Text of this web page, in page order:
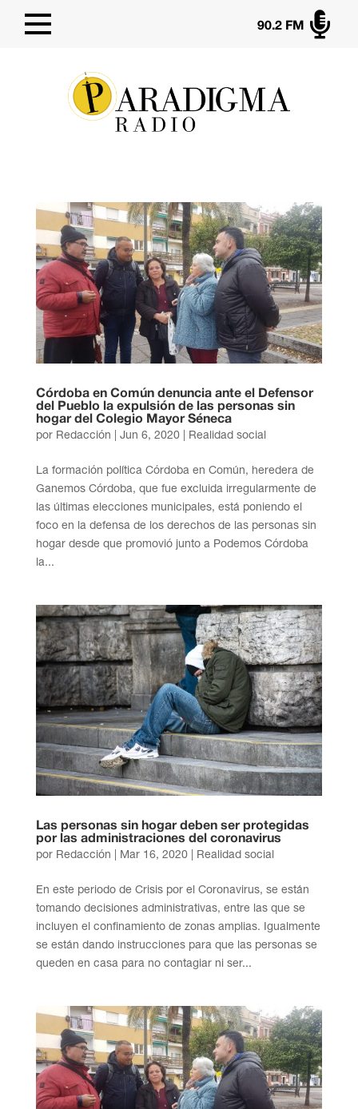

90.2 FM
Córdoba en Común denuncia ante el Defensor
del Pueblo la expulsión de las personas sin
hogar del Colegio Mayor Séneca
por Redacción Jun 6, 2020| Realidad social
La formación política Córdoba en Común, heredera de
Ganemos Córdoba, que fue excluida irregularmente de
las últimas elecciones municipales, está poniendo el
foco en la defensa de los derechos de las personas sin
hogar desde que promovió junto a Podemos Córdoba
la...
Las personas sin hogar deben ser protegidas
por las administraciones del coronavirus
por Redacción Mar 16, 2020| Realidad social
En este periodo de Crisis por el Coronavirus, se están
tomando decisiones administrativas, entre las que se
incluyen el confinamiento de zonas amplias. Igualmente
se están dando instrucciones para que las personas se
queden en casa para no contagiar ni ser...